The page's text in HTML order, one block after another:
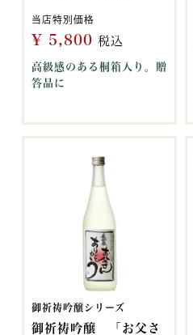
当店特別価格
¥ 5,800 税込
高級感のある桐箱入り。贈
答品に
御祈祷吟醸シリーズ
御祈祷吟醸 「お父さ